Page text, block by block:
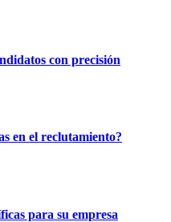
con precisión
en el reclutamiento?
para su empresa